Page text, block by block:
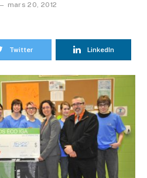
mars 20, 2012
Twitter LinkedIn